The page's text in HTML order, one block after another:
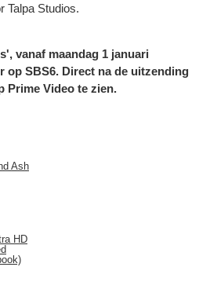
Talpa Studios.
vanaf maandag 1 januari
op SBS6. Direct na de uitzending
Prime Video te zien.
Ash
HD